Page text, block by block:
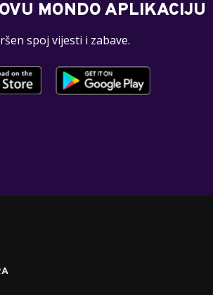
MONDO APLIKACIJU
spoj vijesti i zabave.